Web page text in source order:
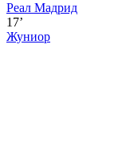
Реал Мадрид
17’
Жуниор